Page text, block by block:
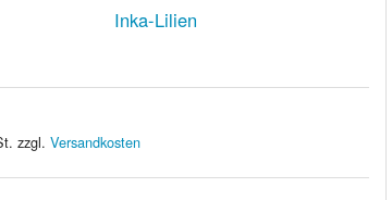
Inka-Lilien
zzgl. Versandkosten